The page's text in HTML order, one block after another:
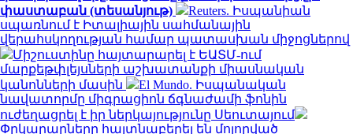
փաստաբան (տեսանյութ)
Reuters. Իսպանիան
սպառնում է Իտալիային սահմանային
վերահսկողության համար պատասխան միջոցներով
Միշուստինը հայտարարել է ԵԱՏՄ-ում
մարքեթփլեյսների աշխատանքի միասնական
կանոնների մասին
El Mundo. Իսպանական
նավատորմը միգրացիոն ճգնաժամի ֆոնին
ուժեղացրել է իր ներկայությունը Սեուտայում
Փրկարարները հայտնաբերել են մոլորված